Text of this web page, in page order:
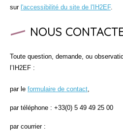
sur l'accessibilité du site de l'IH2EF.
NOUS
Toute question, demande, ou
l’IH2EF :
par le formulaire de contact,
par téléphone : +33(0) 5 49 49 25 00
par courrier :